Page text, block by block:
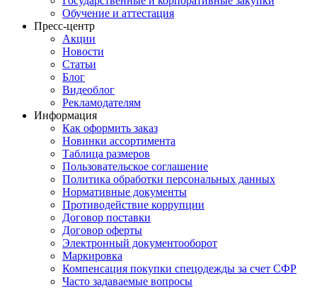
Обучение и аттестация
Пресс-центр
Акции
Новости
Статьи
Блог
Видеоблог
Рекламодателям
Информация
Как оформить заказ
Новинки ассортимента
Таблица размеров
Пользовательское соглашение
Политика обработки персональных данных
Нормативные документы
Противодействие коррупции
Договор поставки
Договор оферты
Электронный документооборот
Маркировка
Компенсация покупки спецодежды за счет СФР
Часто задаваемые вопросы